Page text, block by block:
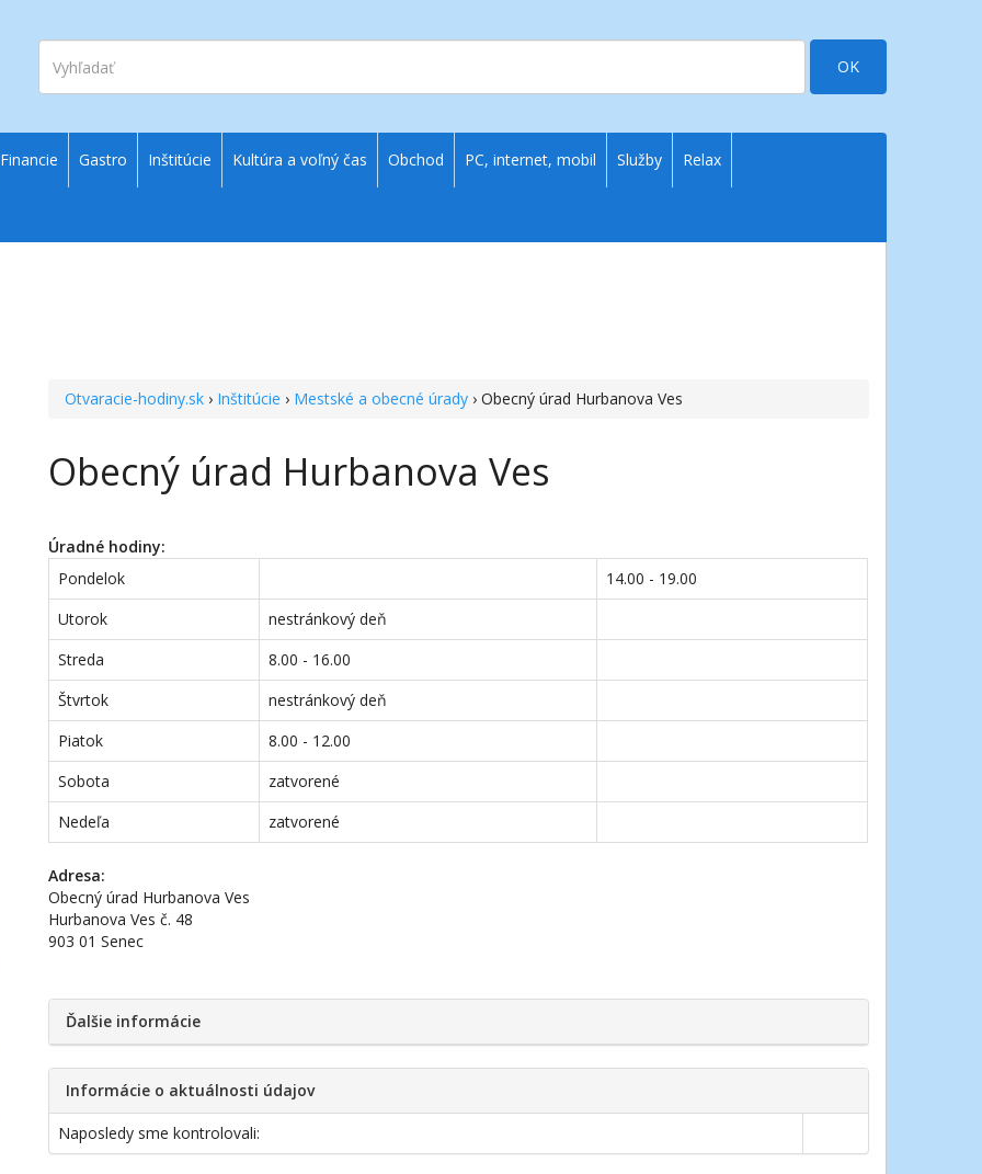
Vyhľadať
OK
Otvaracie-hodiny.sk › Inštitúcie › Mestské a obecné úrady › Obecný úrad Hurbanova Ves
Obecný úrad Hurbanova Ves
Úradné hodiny:
Pondelok
14.00 - 19.00
Utorok
nestránkový deň
Streda
8.00 - 16.00
Štvrtok
nestránkový deň
Piatok
8.00 - 12.00
Sobota
zatvorené
Nedeľa
zatvorené
Adresa:
Obecný úrad Hurbanova Ves
Hurbanova Ves č. 48
903 01 Senec
Ďalšie informácie
Informácie o aktuálnosti údajov
Naposledy sme kontrolovali:
Financie Gastro Inštitúcie Kultúra a voľný čas Obchod PC, internet, mobil Služby Relax